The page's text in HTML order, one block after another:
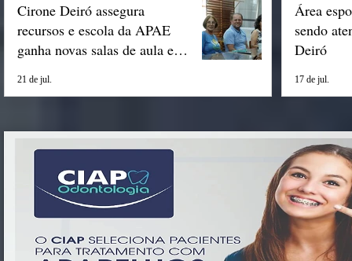
Cirone Deiró assegura
recursos e escola da APAE
ganha novas salas de aula em
21 de jul.
Área
sendo
Deiró
17 de jul.